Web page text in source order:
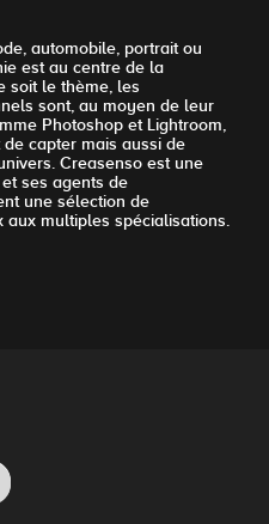
automobile, portrait ou
est au centre de la
soit le thème, les
sont, au moyen de leur
Photoshop et Lightroom,
capter mais aussi de
Creasenso est une
ses agents de
une sélection de
multiples spécialisations.